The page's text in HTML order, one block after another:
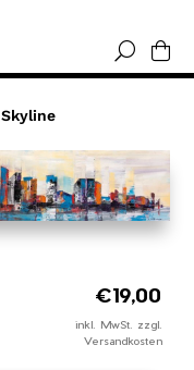
Skyline
Normaler
Preis
€19,00
inkl. MwSt. zzgl.
Versandkosten